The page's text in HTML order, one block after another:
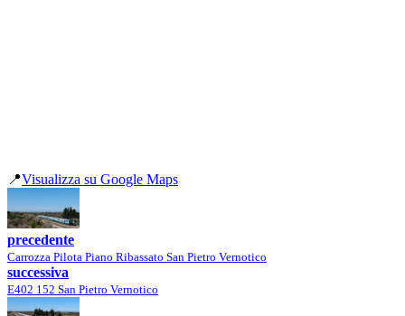
📍Visualizza su Google Maps
precedente
Carrozza Pilota Piano Ribassato San Pietro Vernotico
successiva
E402 152 San Pietro Vernotico